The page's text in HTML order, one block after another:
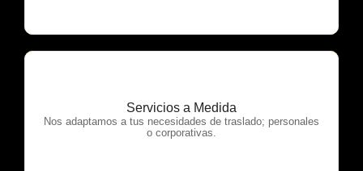
Servicios a Medida
Nos adaptamos a tus necesidades de traslado; personales
o corporativas.
OTP Servicios